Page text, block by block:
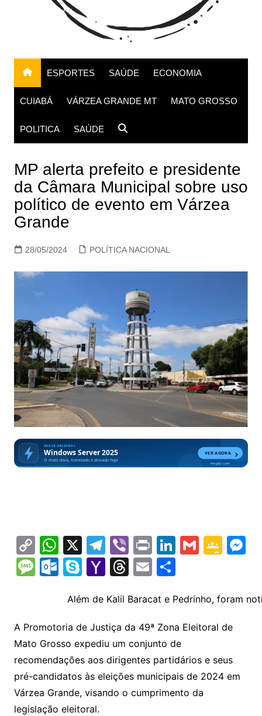
ESPORTES SAÚDE ECONOMIA
CUIABÁ VÁRZEA GRANDE MT MATO GROSSO
POLITICA SAÚDE
MP alerta prefeito e presidente
da Câmara Municipal sobre uso
político de evento em Várzea
Grande
28/05/2024 POLÍTICA NACIONAL
C
o
p
Li
n
k
W
h
at
s
A
p
p
X T
el
e
gr
a
m
Vi
b
er
Pr
in
t
Li
n
k
e
dI
n
G
l
G
gl
e
Cl
a
s
M
s
M
s
a
g
e
O
lo
o
k.
c
o
m
S
y
p
e
Y
h
o
o
M
ai
l
T
e
a
d
s
E
ai
l
S
ar
e
Além de Kalil Baracat e Pedrinho, foram
A Promotoria de Justiça da 49ª Zona Eleitoral de
Mato Grosso expediu um conjunto de
recomendações aos dirigentes partidários e seus
pré-candidatos às eleições municipais de 2024 em
Várzea Grande, visando o cumprimento da
legislação eleitoral.